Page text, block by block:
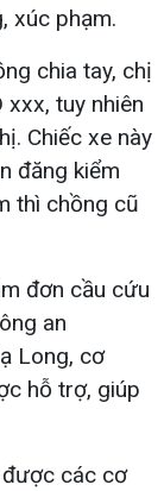
xúc phạm.
chia tay, chị
tuy nhiên
Chiếc xe này
đăng kiểm
thì chồng cũ
đơn cầu cứu
an
Long, cơ
hỗ trợ, giúp
được các cơ